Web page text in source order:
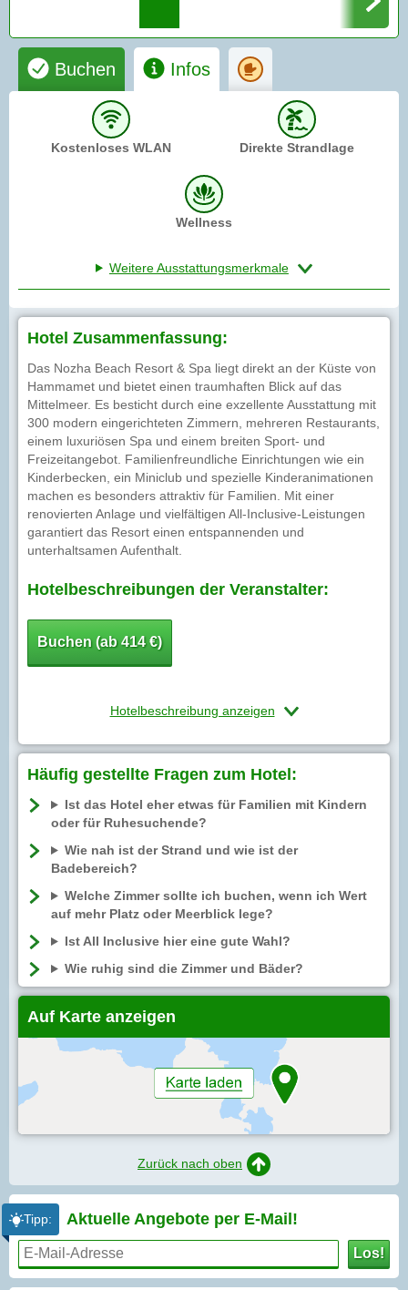
Buchen Infos
Kostenloses WLAN Direkte Strandlage
Wellness
Weitere Ausstattungsmerkmale
Hotel Zusammenfassung:
Das Nozha Beach Resort & Spa liegt direkt an der Küste von
Hammamet und bietet einen traumhaften Blick auf das
Mittelmeer. Es besticht durch eine exzellente Ausstattung mit
300 modern eingerichteten Zimmern, mehreren Restaurants,
einem luxuriösen Spa und einem breiten Sport- und
Freizeitangebot. Familienfreundliche Einrichtungen wie ein
Kinderbecken, ein Miniclub und spezielle Kinderanimationen
machen es besonders attraktiv für Familien. Mit einer
renovierten Anlage und vielfältigen All-Inclusive-Leistungen
garantiert das Resort einen entspannenden und
unterhaltsamen Aufenthalt.
Hotelbeschreibungen der Veranstalter:
Buchen (ab 414 €)
Hotelbeschreibung anzeigen
Häufig gestellte Fragen zum Hotel:
Ist das Hotel eher etwas für Familien mit Kindern
oder für Ruhesuchende?
Wie nah ist der Strand und wie ist der
Badebereich?
Welche Zimmer sollte ich buchen, wenn ich Wert
auf mehr Platz oder Meerblick lege?
Ist All Inclusive hier eine gute Wahl?
Wie ruhig sind die Zimmer und Bäder?
Auf Karte anzeigen
Zurück nach oben
Tipp: Aktuelle Angebote per E-Mail!
Los!